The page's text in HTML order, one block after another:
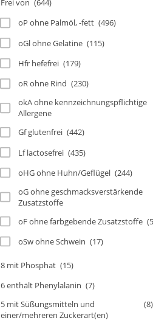
Frei von (644)
oP ohne Palmöl, -fett (496)
oGl ohne Gelatine (115)
Hfr hefefrei (179)
oR ohne Rind (230)
okA ohne kennzeichnungspflichtige
Allergene
Gf glutenfrei (442)
Lf lactosefrei (435)
oHG ohne Huhn/Geflügel (244)
oG ohne geschmacksverstärkende
Zusatzstoffe
oF ohne farbgebende Zusatzstoffe
oSw ohne Schwein (17)
8 mit Phosphat (15)
6 enthält Phenylalanin (7)
5 mit Süßungsmitteln und
einer/mehreren Zuckerart(en)
(8)